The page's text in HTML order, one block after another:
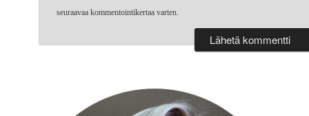
seuraavaa kommentointikertaa varten.